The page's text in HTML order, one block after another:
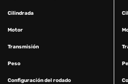
Cilindrada
Motor
Transmisión
Peso
Configuración del rodado